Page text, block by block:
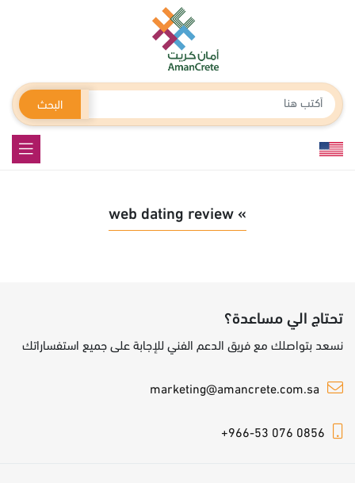
البحث
» web dating review
تحتاج الي مساعدة؟
نسعد بتواصلك مع فريق الدعم الفني للإجابة على جميع استفساراتك
marketing@amancrete.com.sa
+966-53 076 0856